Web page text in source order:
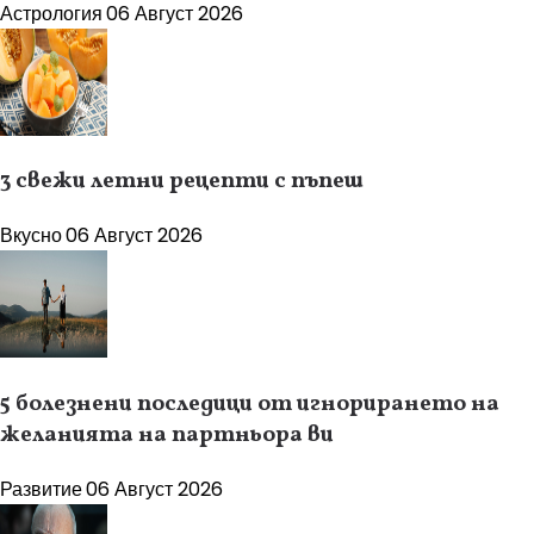
Астрология06 Август 2026
3 свежи летни рецепти с пъпеш
Вкусно06 Август 2026
5 болезнени последици от игнорирането на
желанията на партньора ви
Развитие06 Август 2026